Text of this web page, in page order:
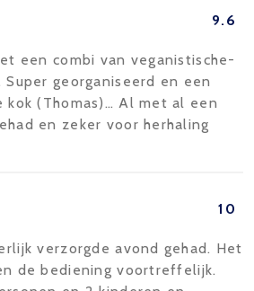
9.6
een combi van veganistische-
georganiseerd en een
(Thomas)… Al met al een
en zeker voor herhaling
10
verzorgde avond gehad. Het
de bediening voortreffelijk.